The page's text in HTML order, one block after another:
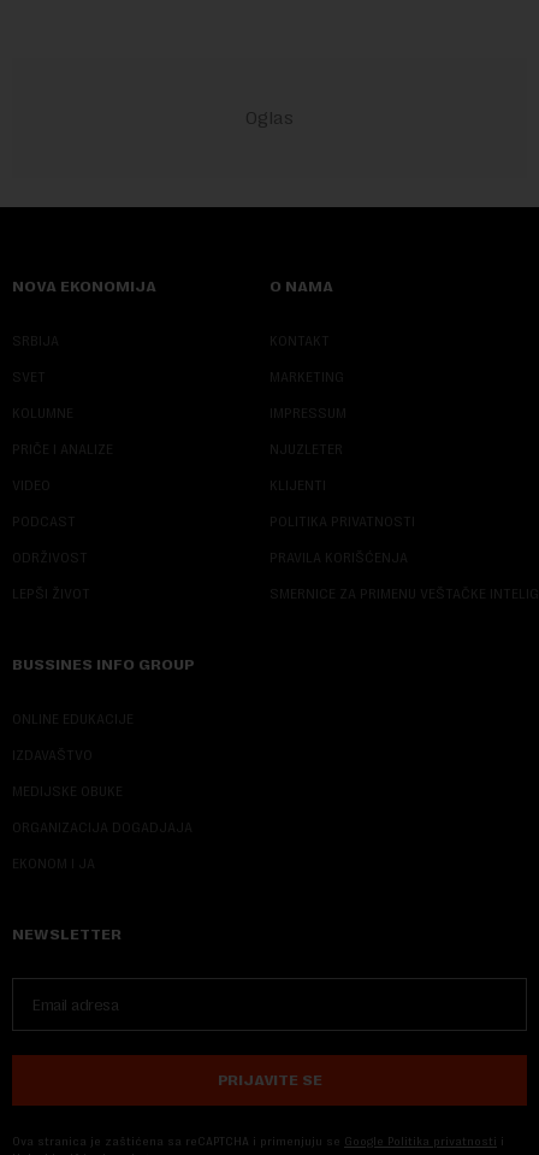
NOVA EKONOMIJA
SRBIJA
SVET
KOLUMNE
PRIČE I ANALIZE
VIDEO
PODCAST
ODRŽIVOST
LEPŠI ŽIVOT
O NAMA
KONTAKT
MARKETING
IMPRESSUM
NJUZLETER
KLIJENTI
POLITIKA PRIVATNOSTI
PRAVILA KORIŠĆENJA
SMERNICE ZA PRIMENU VEŠTAČKE
BUSSINES INFO GROUP
ONLINE EDUKACIJE
IZDAVAŠTVO
MEDIJSKE OBUKE
ORGANIZACIJA DOGADJAJA
EKONOM I JA
NEWSLETTER
PRIJAVITE SE
Ova stranica je zaštićena sa reCAPTCHA i primenjuju se Google Politika privatnosti i